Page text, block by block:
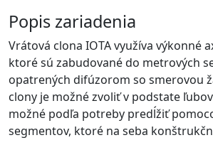
Popis zariadenia
Vrátová clona IOTA využíva výkonné
ktoré sú zabudované do metrových
opatrených difúzorom so smerovou
clony je možné zvoliť v podstate
možné podľa potreby predĺžiť
segmentov, ktoré na seba